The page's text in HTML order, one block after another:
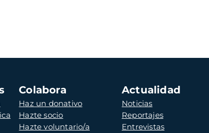
Colabora
Haz un donativo
Hazte socio
Hazte voluntario/a
Actualidad
Noticias
Reportajes
Entrevistas